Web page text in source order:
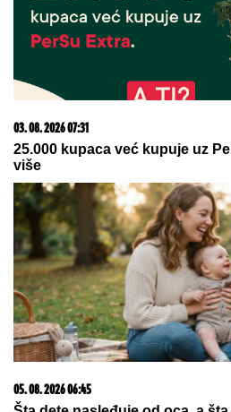
15. 07. 2026 07:44
Većina građana izgubi novac
letovanje - ovih 7 troškova